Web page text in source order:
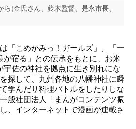
ら)金氏さん、鈴木監督、是永市長、
「こめかみっ！ガールズ」。「一
が宿る」との伝承をもとに、お米
宇佐の神社を拠点に生き別れにな
探して、九州各地の八幡神社に瞬
学んだり料理バトルをしたりしな
般社団法人「まんがコンテンツ振
、インターネットで漫画が連載さ